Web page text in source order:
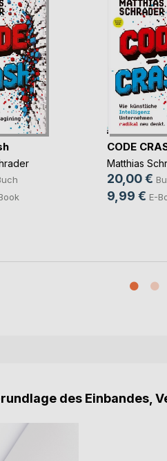
CODE
Matthias
20,00 €
9,99 € E-
des Einbandes,